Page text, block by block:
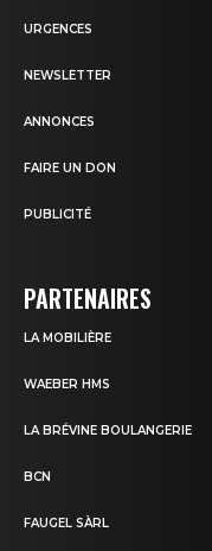
URGENCES
NEWSLETTER
ANNONCES
FAIRE UN DON
PUBLICITÉ
PARTENAIRES
LA MOBILIÈRE
WAEBER HMS
LA BRÉVINE BOULANGERIE
BCN
FAUGEL SÀRL